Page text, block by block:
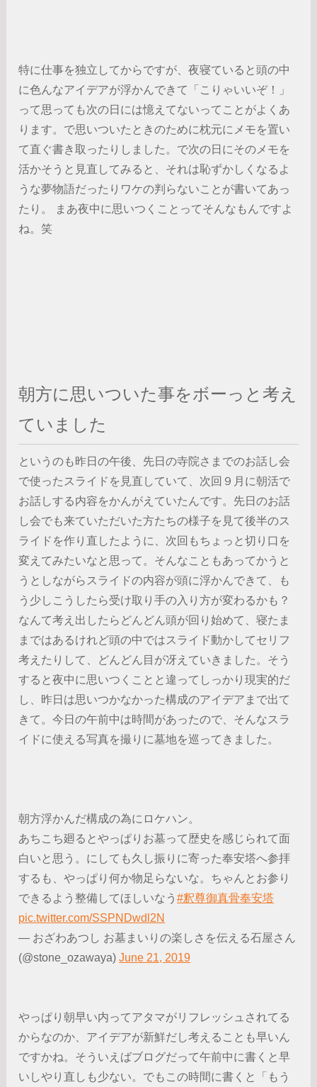
特に仕事を独立してからですが、夜寝ていると頭の中
に色んなアイデアが浮かんできて「こりゃいいぞ！」
って思っても次の日には憶えてないってことがよくあ
ります。で思いついたときのために枕元にメモを置い
て直ぐ書き取ったりしました。で次の日にそのメモを
活かそうと見直してみると、それは恥ずかしくなるよ
うな夢物語だったりワケの判らないことが書いてあっ
たり。 まあ夜中に思いつくことってそんなもんですよ
ね。笑
朝方に思いついた事をボーっと考え
ていました
というのも昨日の午後、先日の寺院さまでのお話し会
で使ったスライドを見直していて、次回９月に朝活で
お話しする内容をかんがえていたんです。先日のお話
し会でも来ていただいた方たちの様子を見て後半のス
ライドを作り直したように、次回もちょっと切り口を
変えてみたいなと思って。そんなこともあってかうと
うとしながらスライドの内容が頭に浮かんできて、も
う少しこうしたら受け取り手の入り方が変わるかも？
なんて考え出したらどんどん頭が回り始めて、寝たま
まではあるけれど頭の中ではスライド動かしてセリフ
考えたりして、どんどん目が冴えていきました。そう
すると夜中に思いつくことと違ってしっかり現実的だ
し、昨日は思いつかなかった構成のアイデアまで出て
きて。今日の午前中は時間があったので、そんなスラ
イドに使える写真を撮りに墓地を巡ってきました。
朝方浮かんだ構成の為にロケハン。
あちこち廻るとやっぱりお墓って歴史を感じられて面
白いと思う。にしても久し振りに寄った奉安塔へ参拝
するも、やっぱり何か物足らないな。ちゃんとお参り
できるよう整備してほしいなう#釈尊御真骨奉安塔
pic.twitter.com/SSPNDwdl2N
— おざわあつし お墓まいりの楽しさを伝える石屋さん
(@stone_ozawaya)June 21, 2019
やっぱり朝早い内ってアタマがリフレッシュされてる
からなのか、アイデアが新鮮だし考えることも早いん
ですかね。そういえばブログだって午前中に書くと早
いしやり直しも少ない。でもこの時間に書くと「もう